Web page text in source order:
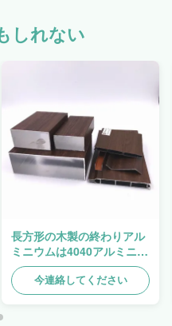
しれない
長方形の木製の終わりアル
ミニウムは4040アルミニウ
ム放出のプロフィールの側
面図を描く
今連絡してください